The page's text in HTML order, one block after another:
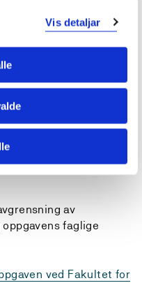
Vis detaljar
hovedregel sammen
som av særskilte
søke emneansvarlig
for egen
inngått i ERG300, i
hver veiledningstime.
veiledning knyttet til
en time er
av
faglige
ved Fakultet for